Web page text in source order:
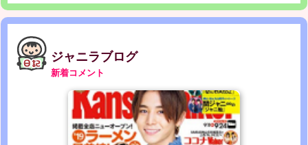
ジャニラブログ
新着コメント